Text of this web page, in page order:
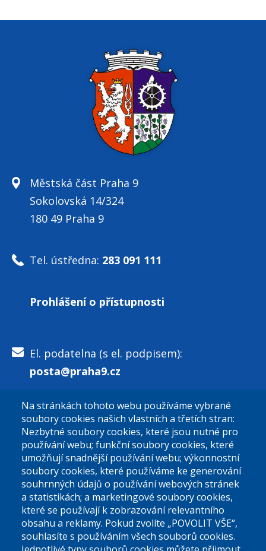
Městská část Praha 9
Sokolovská 14/324
180 49 Praha 9
Tel. ústředna: 283 091 111
Prohlášení o přístupnosti
El. podatelna (s el. podpisem):
posta@praha9.cz
El. podatelna (bez el. podpisu):
podatelna@praha9.cz
Úřední dny:
Na stránkách tohoto webu používáme vybrané
soubory cookies našich vlastních a třetích stran:
Nezbytné soubory cookies, které jsou nutné pro
používání webu; funkční soubory cookies, které
umožňují snadnější používání webu; výkonnostní
soubory cookies, které používáme ke generování
souhrnných údajů o používání webových stránek
a statistikách; a marketingové soubory cookies,
které se používají k zobrazování relevantního
obsahu a reklamy. Pokud zvolíte „POVOLIT VŠE“,
souhlasíte s používáním všech souborů cookies.